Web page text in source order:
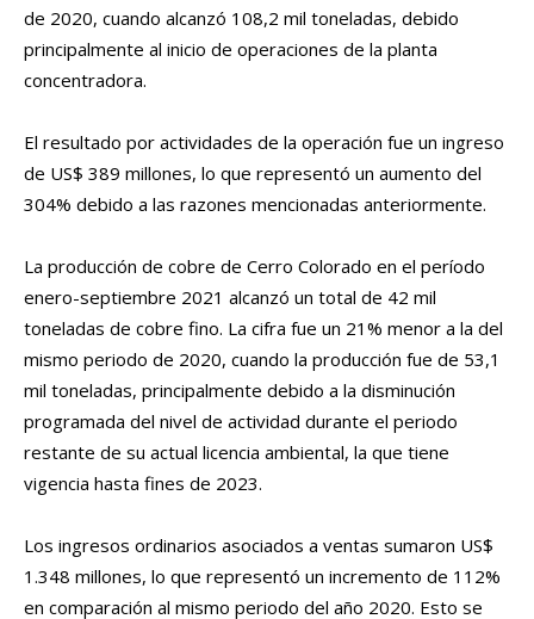
de 2020, cuando alcanzó 108,2 mil toneladas, debido
principalmente al inicio de operaciones de la planta
concentradora.
El resultado por actividades de la operación fue un ingreso
de US$ 389 millones, lo que representó un aumento del
304% debido a las razones mencionadas anteriormente.
La producción de cobre de Cerro Colorado en el período
enero-septiembre 2021 alcanzó un total de 42 mil
toneladas de cobre fino. La cifra fue un 21% menor a la del
mismo periodo de 2020, cuando la producción fue de 53,1
mil toneladas, principalmente debido a la disminución
programada del nivel de actividad durante el periodo
restante de su actual licencia ambiental, la que tiene
vigencia hasta fines de 2023.
Los ingresos ordinarios asociados a ventas sumaron US$
1.348 millones, lo que representó un incremento de 112%
en comparación al mismo periodo del año 2020. Esto se